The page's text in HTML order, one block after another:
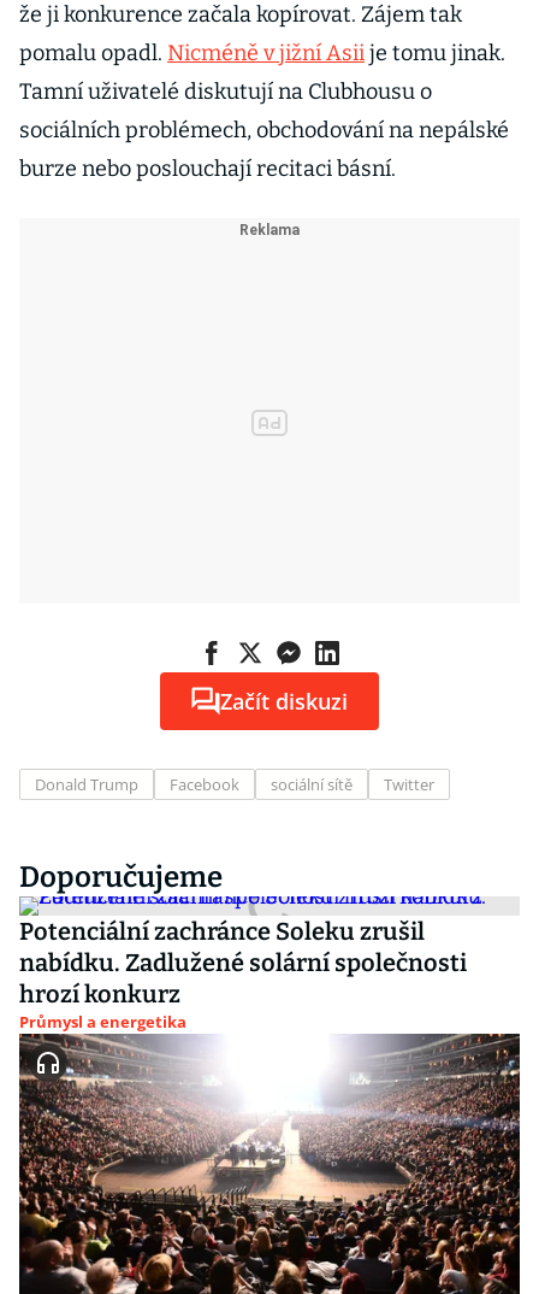
že ji konkurence začala kopírovat. Zájem tak
pomalu opadl. Nicméně v jižní Asiije tomu jinak.
Tamní uživatelé diskutují na Clubhousu o
sociálních problémech, obchodování na nepálské
burze nebo poslouchají recitaci básní.
Začít diskuzi
Donald Trump Facebook sociální sítě Twitter
Doporučujeme
Potenciální zachránce Soleku zrušil
nabídku. Zadlužené solární společnosti
hrozí konkurz
Průmysl a energetika